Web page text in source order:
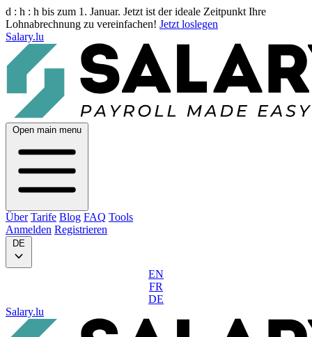
d : h : h bis zum 1. Januar. Jetzt ist der ideale Zeitpunkt Ihre
Lohnabrechnung zu vereinfachen! Jetzt loslegen
Salary.lu
Open main menu
Über Tarife Blog FAQ Tools
Anmelden Registrieren
DE
EN
FR
DE
Salary.lu